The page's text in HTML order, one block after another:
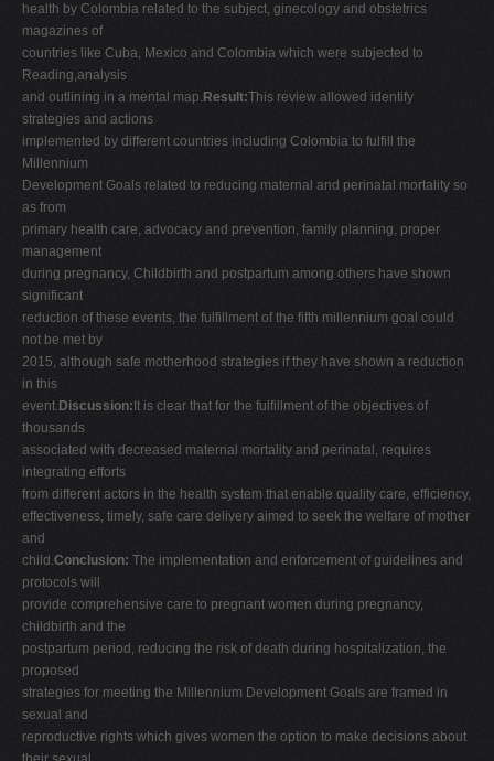
health by Colombia related to the subject, ginecology and obstetrics
magazines of
countries like Cuba, Mexico and Colombia which were subjected to
Reading,analysis
and outlining in a mental map. Result:This review allowed identify
strategies and actions
implemented by different countries including Colombia to fulfill the
Millennium
Development Goals related to reducing maternal and perinatal mortality so
as from
primary health care, advocacy and prevention, family planning, proper
management
during pregnancy, Childbirth and postpartum among others have shown
significant
reduction of these events, the fulfillment of the fifth millennium goal could
not be met by
2015, although safe motherhood strategies if they have shown a reduction
in this
event. Discussion: It is clear that for the fulfillment of the objectives of
thousands
associated with decreased maternal mortality and perinatal, requires
integrating efforts
from different actors in the health system that enable quality care, efficiency,
effectiveness, timely, safe care delivery aimed to seek the welfare of mother
and
child.Conclusion: The implementation and enforcement of guidelines and
protocols will
provide comprehensive care to pregnant women during pregnancy,
childbirth and the
postpartum period, reducing the risk of death during hospitalization, the
proposed
strategies for meeting the Millennium Development Goals are framed in
sexual and
reproductive rights which gives women the option to make decisions about